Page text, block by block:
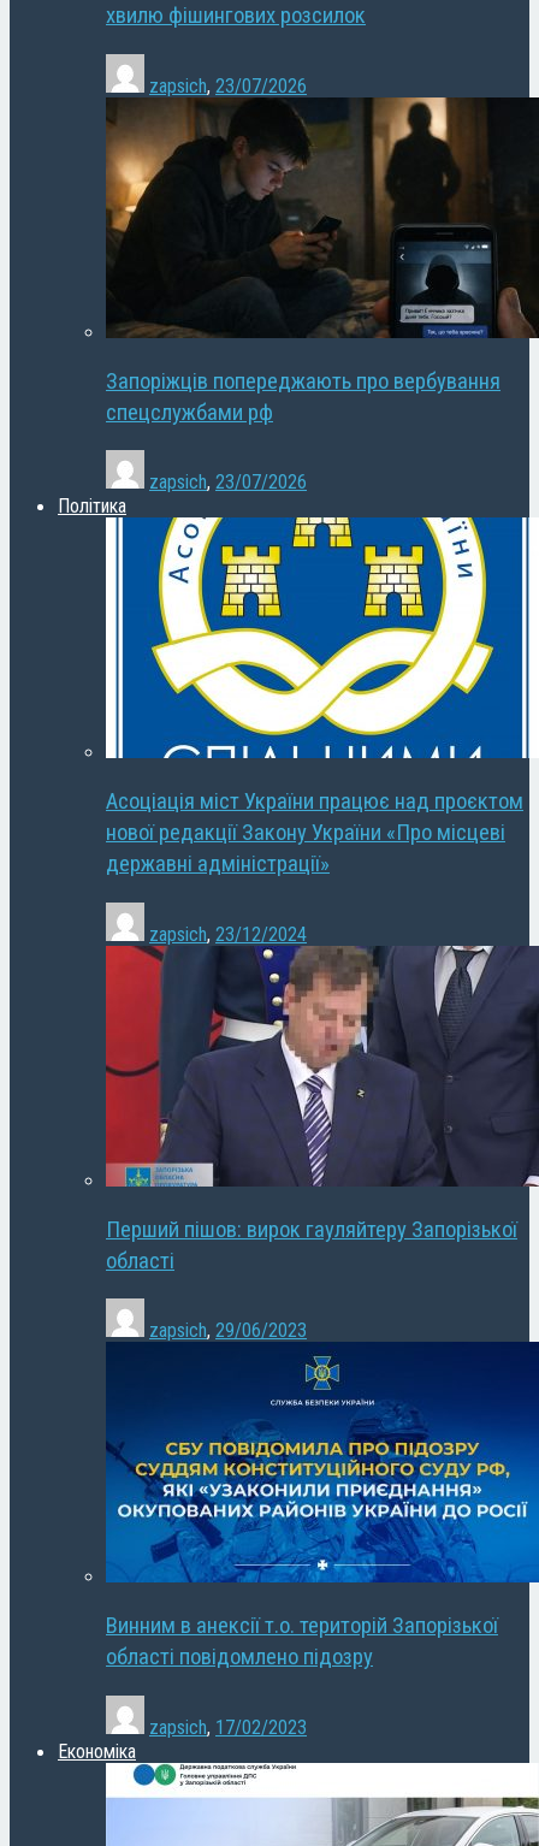
хвилю фішингових розсилок
zapsich, 23/07/2026
Запоріжців попереджають про вербування
спецслужбами рф
zapsich, 23/07/2026
Політика
Асоціація міст України працює над проєктом
нової редакції Закону України «Про місцеві
державні адміністрації»
zapsich, 23/12/2024
Перший пішов: вирок гауляйтеру Запорізької
області
zapsich, 29/06/2023
Винним в анексії т.о. територій Запорізької
області повідомлено підозру
zapsich, 17/02/2023
Економіка